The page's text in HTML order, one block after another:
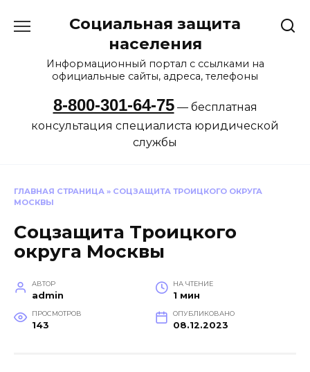
Социальная защита
населения
Информационный портал с ссылками на
официальные сайты, адреса, телефоны
8-800-301-64-75— бесплатная
консультация специалиста юридической
службы
ГЛАВНАЯ СТРАНИЦА » СОЦЗАЩИТА ТРОИЦКОГО ОКРУГА
МОСКВЫ
Соцзащита Троицкого
округа Москвы
АВТОР
admin
НА ЧТЕНИЕ
1 мин
ПРОСМОТРОВ
143
ОПУБЛИКОВАНО
08.12.2023